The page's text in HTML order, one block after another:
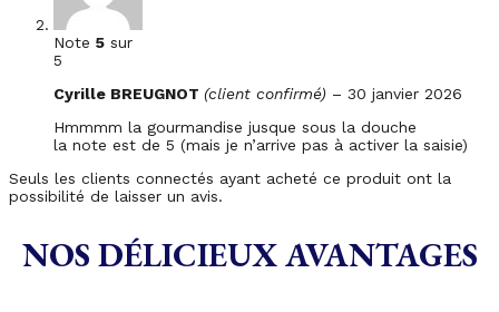
Note 5 sur
5
Cyrille BREUGNOT (client confirmé) – 30 janvier 2026
Hmmmm la gourmandise jusque sous la douche
la note est de 5 (mais je n’arrive pas à activer la saisie)
Seuls les clients connectés ayant acheté ce produit ont la
possibilité de laisser un avis.
NOS DÉLICIEUX AVANTAGES